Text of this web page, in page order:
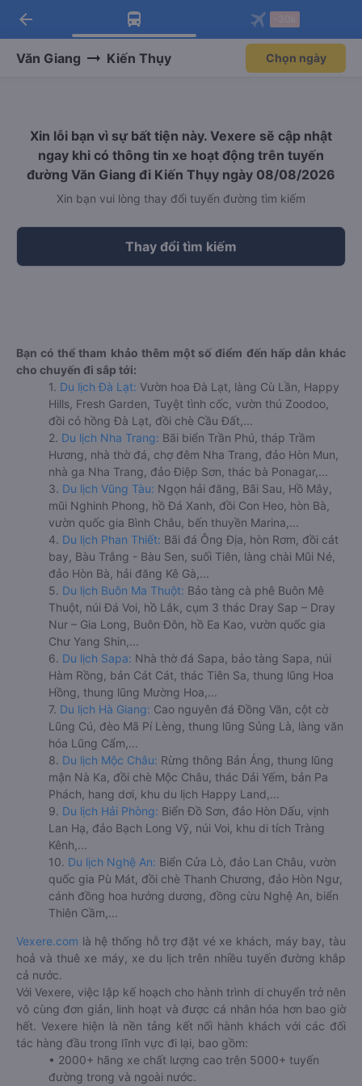
Tải app Vexere ngay!
Nhận ưu đãi thành viên độc
Mở app
Tải app Vexere
-30k/ghế khi đặt vé máy bay qua
Mở app
arrow_back
Văn Giang Kiến Thụy Chọn ngày
Xin lỗi bạn vì sự bất tiện này. Vexere sẽ cập nhật
ngay khi có thông tin xe hoạt động trên tuyến
đường Văn Giang đi Kiến Thụy ngày 08/08/2026
Xin bạn vui lòng thay đổi tuyến đường tìm kiếm
Thay đổi tìm kiếm
Bạn có thể tham khảo thêm một số điểm đến hấp dẫn khác
cho chuyến đi sắp tới:
1. Du lịch Đà Lạt: Vườn hoa Đà Lạt, làng Cù Lần, Happy
Hills, Fresh Garden, Tuyệt tình cốc, vườn thú Zoodoo,
đồi cỏ hồng Đà Lạt, đồi chè Cầu Đất,...
2. Du lịch Nha Trang: Bãi biển Trần Phú, tháp Trầm
Hương, nhà thờ đá, chợ đêm Nha Trang, đảo Hòn Mun,
nhà ga Nha Trang, đảo Điệp Sơn, thác bà Ponagar,...
3. Du lịch Vũng Tàu: Ngọn hải đăng, Bãi Sau, Hồ Mây,
mũi Nghinh Phong, hồ Đá Xanh, đồi Con Heo, hòn Bà,
vườn quốc gia Bình Châu, bến thuyền Marina,...
4. Du lịch Phan Thiết: Bãi đá Ông Địa, hòn Rơm, đồi cát
bay, Bàu Trắng - Bàu Sen, suối Tiên, làng chài Mũi Né,
đảo Hòn Bà, hải đăng Kê Gà,...
5. Du lịch Buôn Ma Thuột: Bảo tàng cà phê Buôn Mê
Thuột, núi Đá Voi, hồ Lắk, cụm 3 thác Dray Sap – Dray
Nur – Gia Long, Buôn Đôn, hồ Ea Kao, vườn quốc gia
Chư Yang Shin,...
6. Du lịch Sapa: Nhà thờ đá Sapa, bảo tàng Sapa, núi
Hàm Rồng, bản Cát Cát, thác Tiên Sa, thung lũng Hoa
Hồng, thung lũng Mường Hoa,...
7. Du lịch Hà Giang: Cao nguyên đá Đồng Văn, cột cờ
Lũng Cú, đèo Mã Pí Lèng, thung lũng Sủng Là, làng văn
hóa Lũng Cẩm,...
8. Du lịch Mộc Châu: Rừng thông Bản Áng, thung lũng
mận Nà Ka, đồi chè Mộc Châu, thác Dải Yếm, bản Pa
Phách, hang dơi, khu du lịch Happy Land,...
9. Du lịch Hải Phòng: Biển Đồ Sơn, đảo Hòn Dấu, vịnh
Lan Hạ, đảo Bạch Long Vỹ, núi Voi, khu di tích Tràng
Kênh,...
10. Du lịch Nghệ An: Biển Cửa Lò, đảo Lan Châu, vườn
quốc gia Pù Mát, đồi chè Thanh Chương, đảo Hòn Ngư,
cánh đồng hoa hướng dương, đồng cừu Nghệ An, biển
Thiên Cầm,...
Vexere.com là hệ thống hỗ trợ đặt vé xe khách, máy bay, tàu
hoả và thuê xe máy, xe du lịch trên nhiều tuyến đường khắp
cả nước.
Với Vexere, việc lập kế hoạch cho hành trình di chuyển trở nên
vô cùng đơn giản, linh hoạt và được cá nhân hóa hơn bao giờ
hết. Vexere hiện là nền tảng kết nối hành khách với các đối
tác hàng đầu trong lĩnh vực đi lại, bao gồm:
• 2000+ hãng xe chất lượng cao trên 5000+ tuyến
đường trong và ngoài nước.